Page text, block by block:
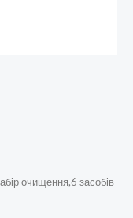
очищення,6 засобів